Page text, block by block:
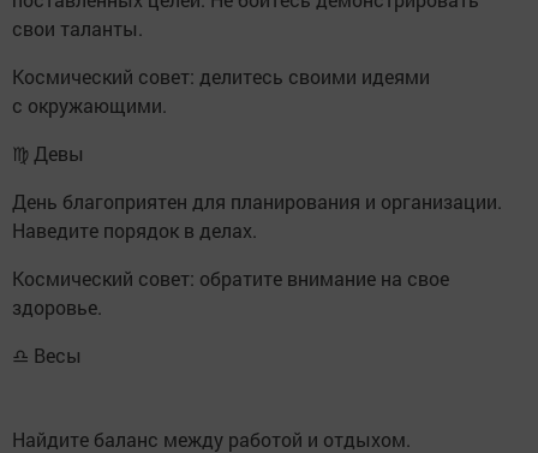
свои таланты.
Космический совет: делитесь своими идеями
с окружающими.
♍ Девы
День благоприятен для планирования и организации.
Наведите порядок в делах.
Космический совет: обратите внимание на свое
здоровье.
♎ Весы
Найдите баланс между работой и отдыхом.